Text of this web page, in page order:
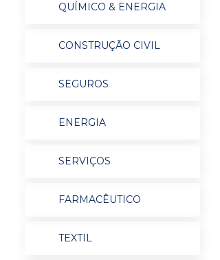
QUÍMICO & ENERGIA
CONSTRUÇÃO CIVIL
SEGUROS
ENERGIA
SERVIÇOS
FARMACÊUTICO
TEXTIL